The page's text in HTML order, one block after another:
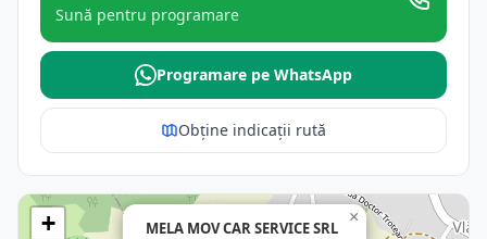
Sună pentru programare
Programare pe WhatsApp
Obține indicații rută
MELA MOV CAR SERVICE SRL
×
+